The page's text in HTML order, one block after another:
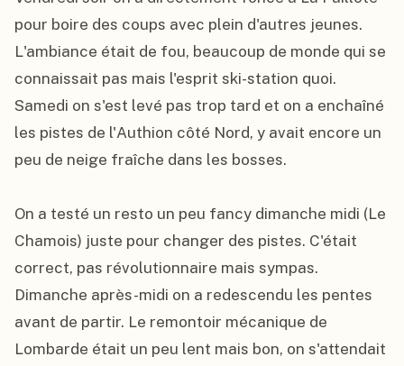
pour boire des coups avec plein d'autres jeunes.
L'ambiance était de fou, beaucoup de monde qui se
connaissait pas mais l'esprit ski-station quoi.
Samedi on s'est levé pas trop tard et on a enchaîné
les pistes de l'Authion côté Nord, y avait encore un
peu de neige fraîche dans les bosses.
On a testé un resto un peu fancy dimanche midi (Le
Chamois) juste pour changer des pistes. C'était
correct, pas révolutionnaire mais sympas.
Dimanche après-midi on a redescendu les pentes
avant de partir. Le remontoir mécanique de
Lombarde était un peu lent mais bon, on s'attendait